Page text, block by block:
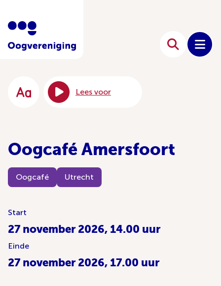
Lees voor
Oogcafé Amersfoort
Oogcafé Utrecht
Start
27 november 2026, 14.00 uur
Einde
27 november 2026, 17.00 uur